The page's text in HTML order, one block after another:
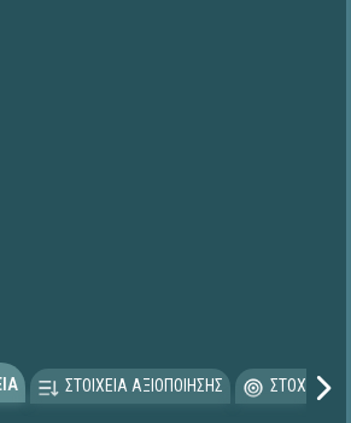
ΣΤΟΙΧΕΙΑ ΑΞΙΟΠΟΙΗΣΗΣ